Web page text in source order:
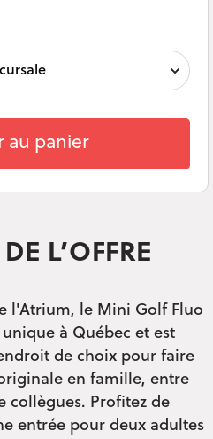
L’OFFRE
l'Atrium, le Mini Golf Fluo
à Québec et est
de choix pour faire
en famille, entre
collègues. Profitez de
entrée pour deux adultes
au panier